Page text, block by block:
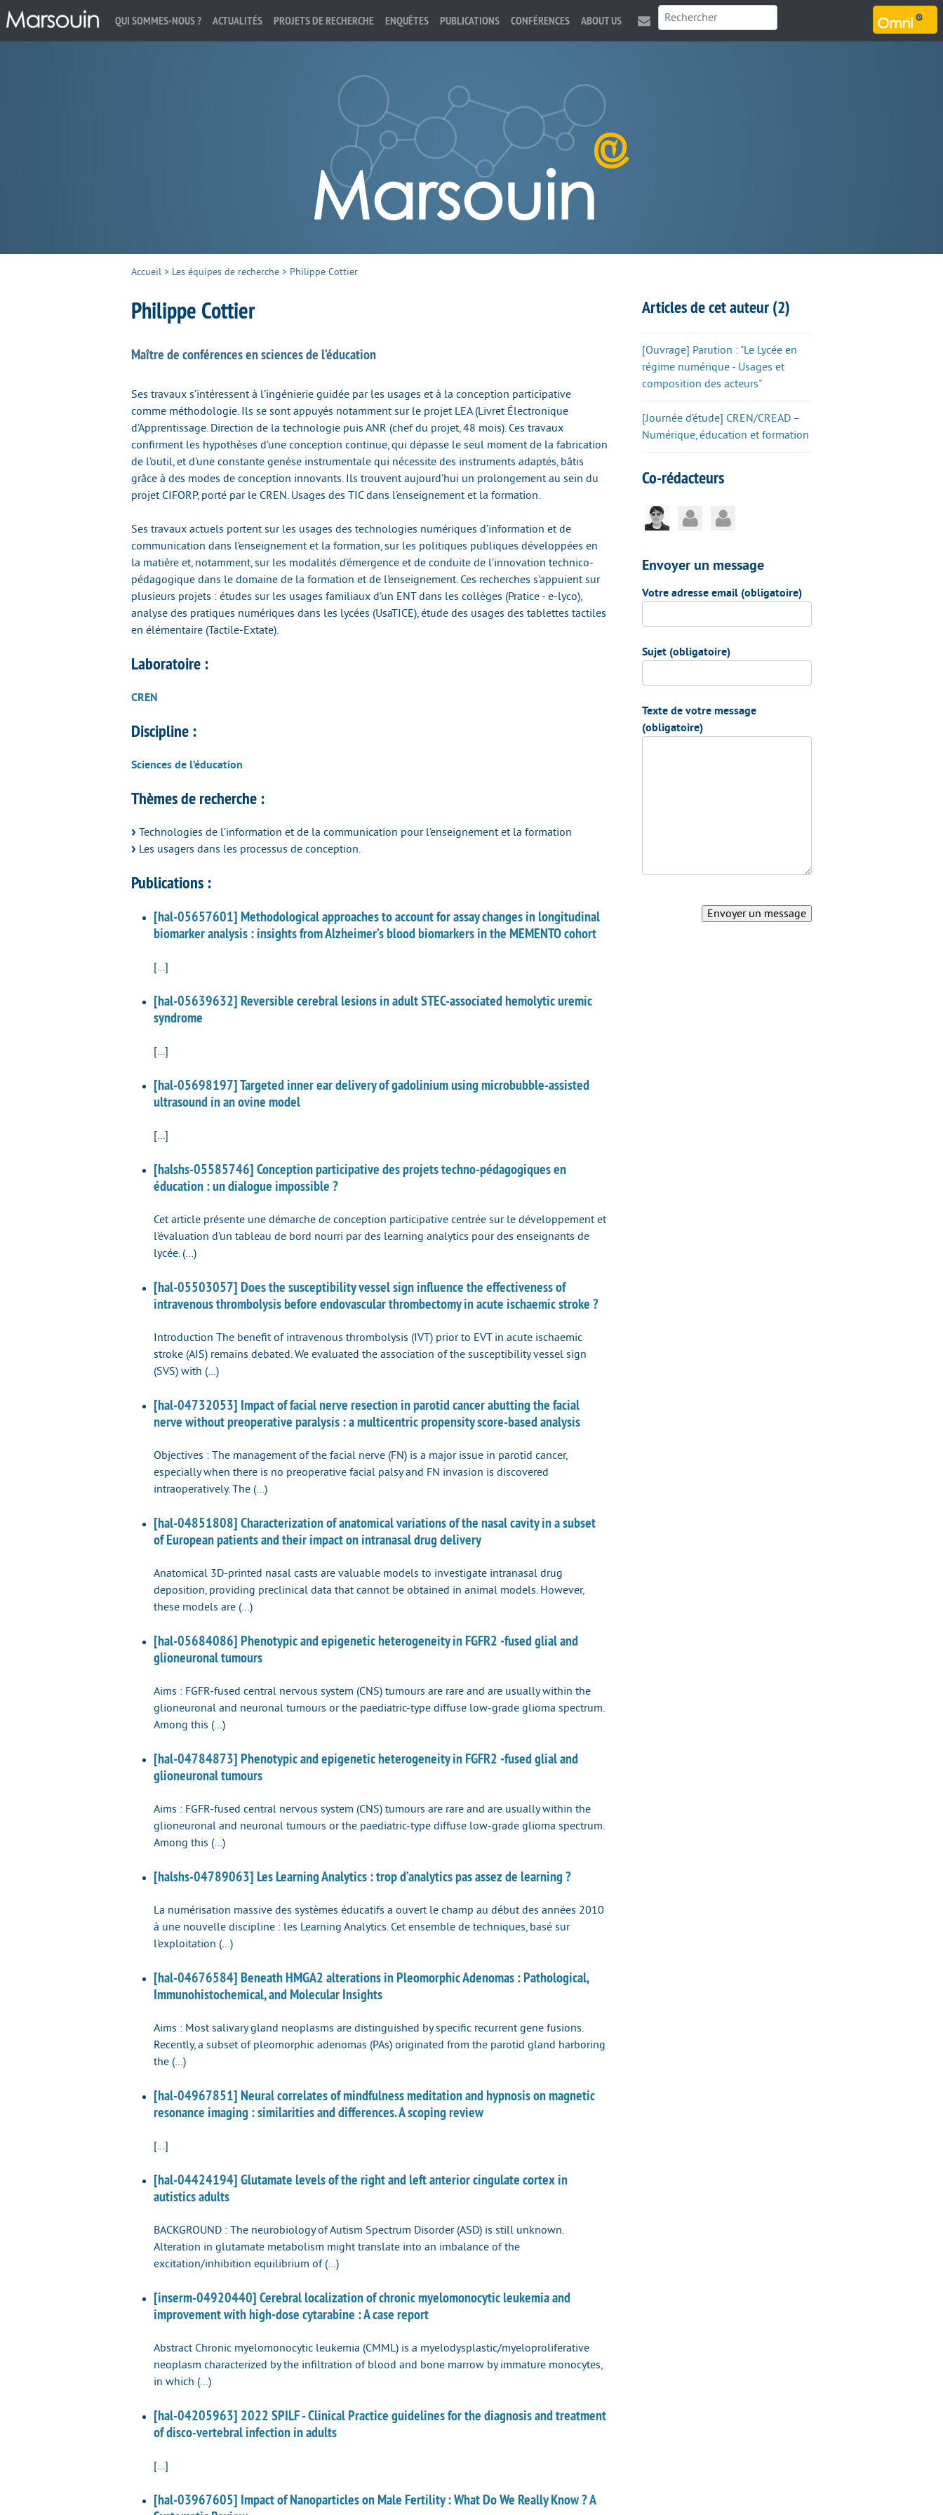
QUI SOMMES-NOUS ? ACTUALITÉS PROJETS DE RECHERCHE ENQUÊTES PUBLICATIONS CONFÉRENCES ABOUT US
Accueil > Les équipes de recherche > Philippe Cottier
Philippe Cottier
Maître de conférences en sciences de l’éducation
Ses travaux s’intéressent à l’ingénierie guidée par les usages et à la conception participative
comme méthodologie. Ils se sont appuyés notamment sur le projet LEA (Livret Électronique
d’Apprentissage. Direction de la technologie puis ANR (chef du projet, 48 mois). Ces travaux
confirment les hypothèses d’une conception continue, qui dépasse le seul moment de la fabrication
de l’outil, et d’une constante genèse instrumentale qui nécessite des instruments adaptés, bâtis
grâce à des modes de conception innovants. Ils trouvent aujourd’hui un prolongement au sein du
projet CIFORP, porté par le CREN. Usages des TIC dans l’enseignement et la formation.
Ses travaux actuels portent sur les usages des technologies numériques d’information et de
communication dans l’enseignement et la formation, sur les politiques publiques développées en
la matière et, notamment, sur les modalités d’émergence et de conduite de l’innovation technico-
pédagogique dans le domaine de la formation et de l’enseignement. Ces recherches s’appuient sur
plusieurs projets : études sur les usages familiaux d’un ENT dans les collèges (Pratice - e-lyco),
analyse des pratiques numériques dans les lycées (UsaTICE), étude des usages des tablettes tactiles
en élémentaire (Tactile-Extate).
Laboratoire :
CREN
Discipline :
Sciences de l’éducation
Thèmes de recherche :
Technologies de l’information et de la communication pour l’enseignement et la formation
Les usagers dans les processus de conception.
Publications :
[hal-05657601] Methodological approaches to account for assay changes in longitudinal
biomarker analysis : insights from Alzheimer’s blood biomarkers in the MEMENTO cohort
[...]
[hal-05639632] Reversible cerebral lesions in adult STEC-associated hemolytic uremic
syndrome
[...]
[hal-05698197] Targeted inner ear delivery of gadolinium using microbubble-assisted
ultrasound in an ovine model
[...]
[halshs-05585746] Conception participative des projets techno-pédagogiques en
éducation : un dialogue impossible ?
Cet article présente une démarche de conception participative centrée sur le développement et
l’évaluation d’un tableau de bord nourri par des learning analytics pour des enseignants de
lycée. (…)
[hal-05503057] Does the susceptibility vessel sign influence the effectiveness of
intravenous thrombolysis before endovascular thrombectomy in acute ischaemic stroke ?
Introduction The benefit of intravenous thrombolysis (IVT) prior to EVT in acute ischaemic
stroke (AIS) remains debated. We evaluated the association of the susceptibility vessel sign
(SVS) with (…)
[hal-04732053] Impact of facial nerve resection in parotid cancer abutting the facial
nerve without preoperative paralysis : a multicentric propensity score-based analysis
Objectives : The management of the facial nerve (FN) is a major issue in parotid cancer,
especially when there is no preoperative facial palsy and FN invasion is discovered
intraoperatively. The (…)
[hal-04851808] Characterization of anatomical variations of the nasal cavity in a subset
of European patients and their impact on intranasal drug delivery
Anatomical 3D-printed nasal casts are valuable models to investigate intranasal drug
deposition, providing preclinical data that cannot be obtained in animal models. However,
these models are (…)
[hal-05684086] Phenotypic and epigenetic heterogeneity in FGFR2 ‐fused glial and
glioneuronal tumours
Aims : FGFR-fused central nervous system (CNS) tumours are rare and are usually within the
glioneuronal and neuronal tumours or the paediatric-type diffuse low-grade glioma spectrum.
Among this (…)
[hal-04784873] Phenotypic and epigenetic heterogeneity in FGFR2 ‐fused glial and
glioneuronal tumours
Aims : FGFR-fused central nervous system (CNS) tumours are rare and are usually within the
glioneuronal and neuronal tumours or the paediatric-type diffuse low-grade glioma spectrum.
Among this (…)
[halshs-04789063] Les Learning Analytics : trop d’analytics pas assez de learning ?
La numérisation massive des systèmes éducatifs a ouvert le champ au début des années 2010
à une nouvelle discipline : les Learning Analytics. Cet ensemble de techniques, basé sur
l’exploitation (…)
[hal-04676584] Beneath HMGA2 alterations in Pleomorphic Adenomas : Pathological,
Immunohistochemical, and Molecular Insights
Aims : Most salivary gland neoplasms are distinguished by specific recurrent gene fusions.
Recently, a subset of pleomorphic adenomas (PAs) originated from the parotid gland harboring
the (…)
[hal-04967851] Neural correlates of mindfulness meditation and hypnosis on magnetic
resonance imaging : similarities and differences. A scoping review
[...]
[hal-04424194] Glutamate levels of the right and left anterior cingulate cortex in
autistics adults
BACKGROUND : The neurobiology of Autism Spectrum Disorder (ASD) is still unknown.
Alteration in glutamate metabolism might translate into an imbalance of the
excitation/inhibition equilibrium of (…)
[inserm-04920440] Cerebral localization of chronic myelomonocytic leukemia and
improvement with high‐dose cytarabine : A case report
Abstract Chronic myelomonocytic leukemia (CMML) is a myelodysplastic/myeloproliferative
neoplasm characterized by the infiltration of blood and bone marrow by immature monocytes,
in which (…)
[hal-04205963] 2022 SPILF - Clinical Practice guidelines for the diagnosis and treatment
of disco-vertebral infection in adults
[...]
[hal-03967605] Impact of Nanoparticles on Male Fertility : What Do We Really Know ? A
Articles de cet auteur (2)
[Ouvrage] Parution : "Le Lycée en
régime numérique - Usages et
composition des acteurs"
[Journée d’étude] CREN/CREAD –
Numérique, éducation et formation
Co-rédacteurs
Envoyer un message
Votre adresse email (obligatoire)
Sujet (obligatoire)
Texte de votre message
(obligatoire)